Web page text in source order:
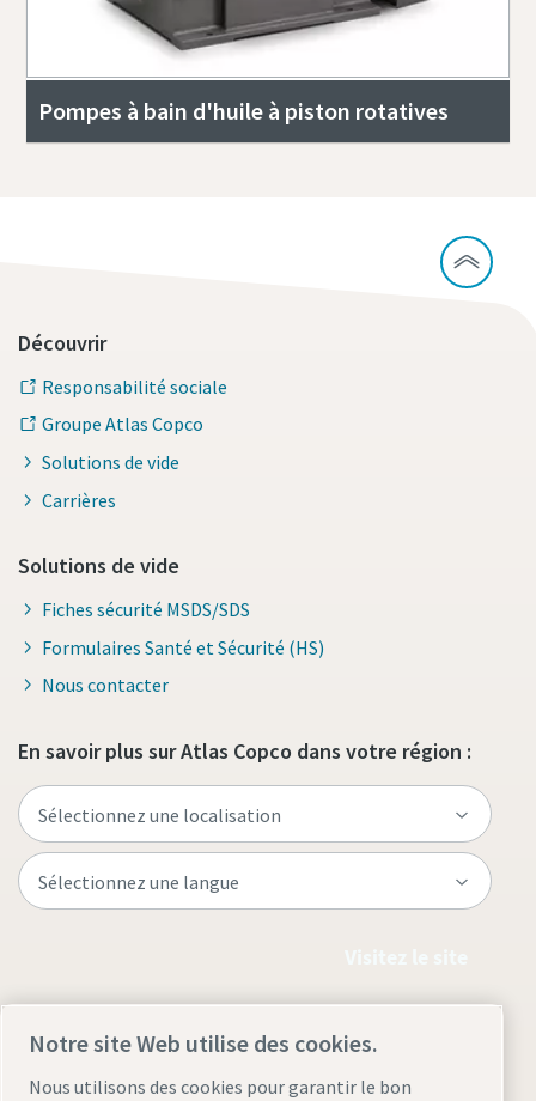
Pompes à bain d'huile à piston rotatives
Découvrir
Responsabilité sociale
Groupe Atlas Copco
Solutions de vide
Carrières
Solutions de vide
Fiches sécurité MSDS/SDS
Formulaires Santé et Sécurité (HS)
Nous contacter
En savoir plus sur Atlas Copco dans votre région :
Notre site Web utilise des cookies.
Nous utilisons des cookies pour garantir le bon